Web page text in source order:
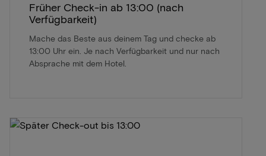
Früher Check-in ab 13:00 (nach
Verfügbarkeit)
Mache das Beste aus deinem Tag und checke ab
13:00 Uhr ein. Je nach Verfügbarkeit und nur nach
Absprache mit dem Hotel.